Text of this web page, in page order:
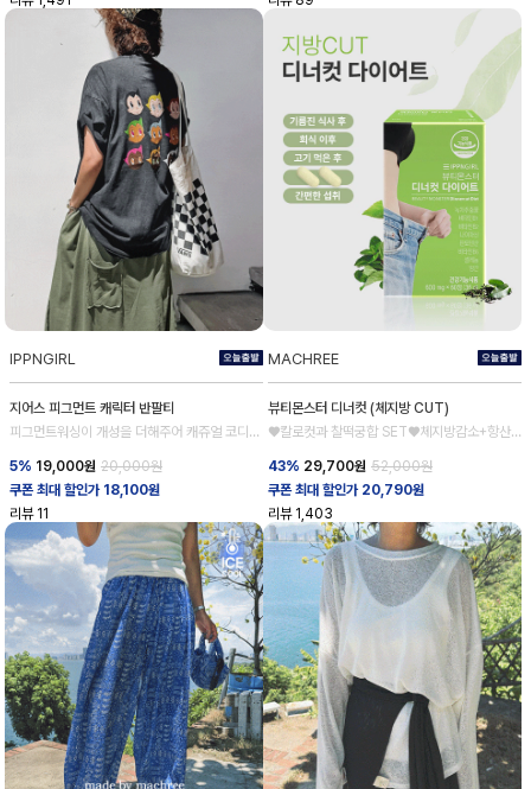
IPPNGIRL
지어스 피그먼트 캐릭터 반팔티
피그먼트워싱이 개성을 더해주어 캐쥬얼 코디완
5% 19,000원 20,000원
쿠폰 최대 할인가 18,100원
리뷰 11
MACHREE
뷰티몬스터 디너컷 (체지방 CUT)
♥칼로컷과 찰떡궁합 SET♥체지방감소+항산
43% 29,700원 52,000원
쿠폰 최대 할인가 20,790원
리뷰 1,403